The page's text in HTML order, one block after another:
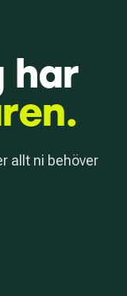
har
allt ni behöver